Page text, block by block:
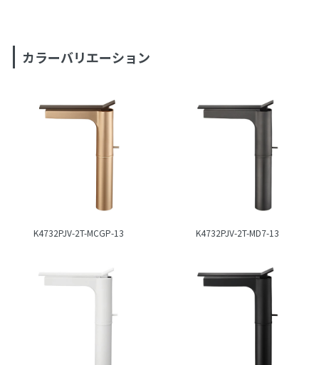
カラーバリエーション
K4732PJV-2T-MCGP-13 K4732PJV-2T-MD7-13